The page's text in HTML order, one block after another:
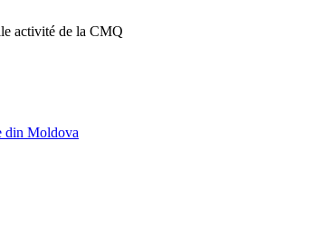
activité de la CMQ
din Moldova